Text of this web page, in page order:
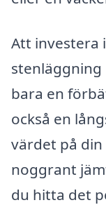
Att investera
bara en
också en
värdet på
noggrant
du hitta det